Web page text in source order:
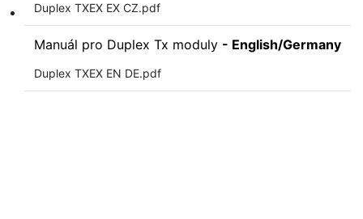
Duplex TXEX EX CZ.pdf
Manuál pro Duplex Tx moduly - English/Germany
Duplex TXEX EN DE.pdf